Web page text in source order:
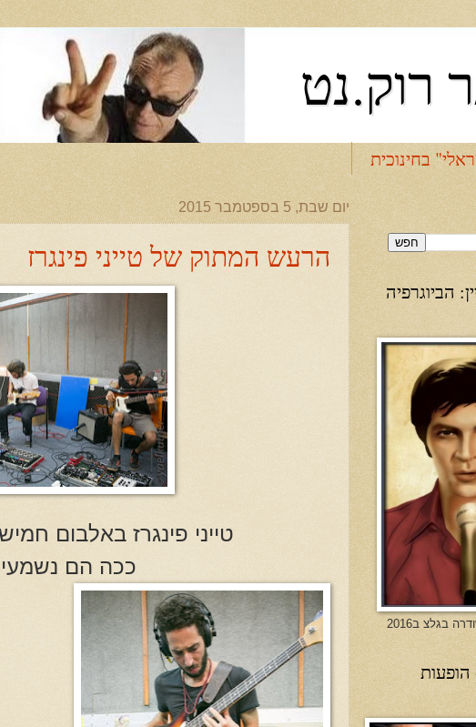
רוק.נט
בחינוכית
יום שבת, 5 בספטמבר 2015
הרעש המתוק של טייני פינגרז
טייני פינגרז באלבום
ככה הם
הביוגרפיה
בגלצ ב2016
הופעות